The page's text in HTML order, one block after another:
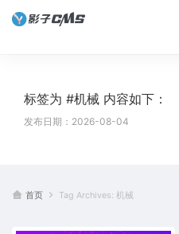
标签为 #机械 内容如下：
发布日期：2026-08-04
首页 Tag Archives: 机械